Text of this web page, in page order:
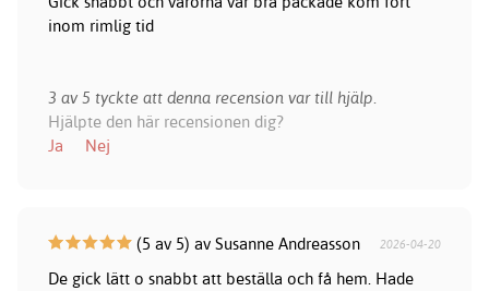
inom rimlig tid
3 av 5 tyckte att denna recension var till hjälp.
Hjälpte den här recensionen dig?
Ja
Nej
(5 av 5) av Susanne Andreasson 2026-04-20
De gick lätt o snabbt att beställa och få hem. Hade